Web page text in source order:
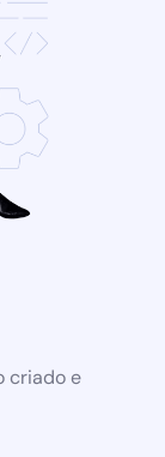
criado e